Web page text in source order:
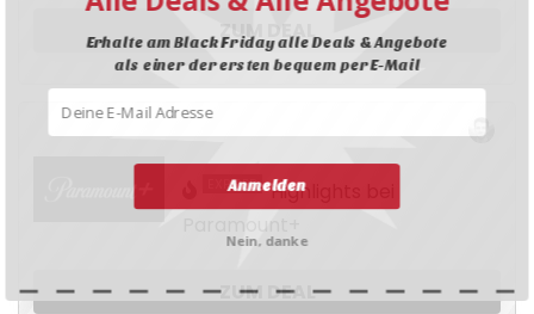
ZUM DEAL
EXPIRED
Highlights bei
Paramount+
ZUM DEAL
Anmelden
Erhalte am Black Friday alle Deals & Angebote
als einer der ersten bequem per E-Mail
Nein, danke